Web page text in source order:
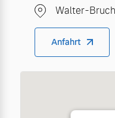
Walter-
Anfahrt